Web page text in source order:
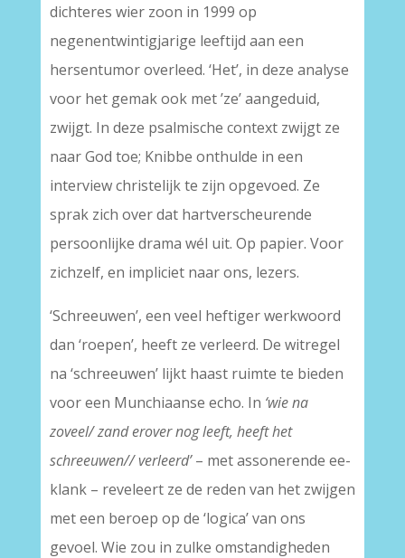
dichteres wier zoon in 1999 op
negenentwintigjarige leeftijd aan een
hersentumor overleed. ‘Het’, in deze analyse
voor het gemak ook met ’ze’ aangeduid,
zwijgt. In deze psalmische context zwijgt ze
naar God toe; Knibbe onthulde in een
interview christelijk te zijn opgevoed. Ze
sprak zich over dat hartverscheurende
persoonlijke drama wél uit. Op papier. Voor
zichzelf, en impliciet naar ons, lezers.
‘Schreeuwen’, een veel heftiger werkwoord
dan ‘roepen’, heeft ze verleerd. De witregel
na ‘schreeuwen’ lijkt haast ruimte te bieden
voor een Munchiaanse echo. In ‘wie na
zoveel/ zand erover nog leeft, heeft het
schreeuwen// verleerd’– met assonerende ee-
klank – reveleert ze de reden van het zwijgen
met een beroep op de ‘logica’ van ons
gevoel. Wie zou in zulke omstandigheden